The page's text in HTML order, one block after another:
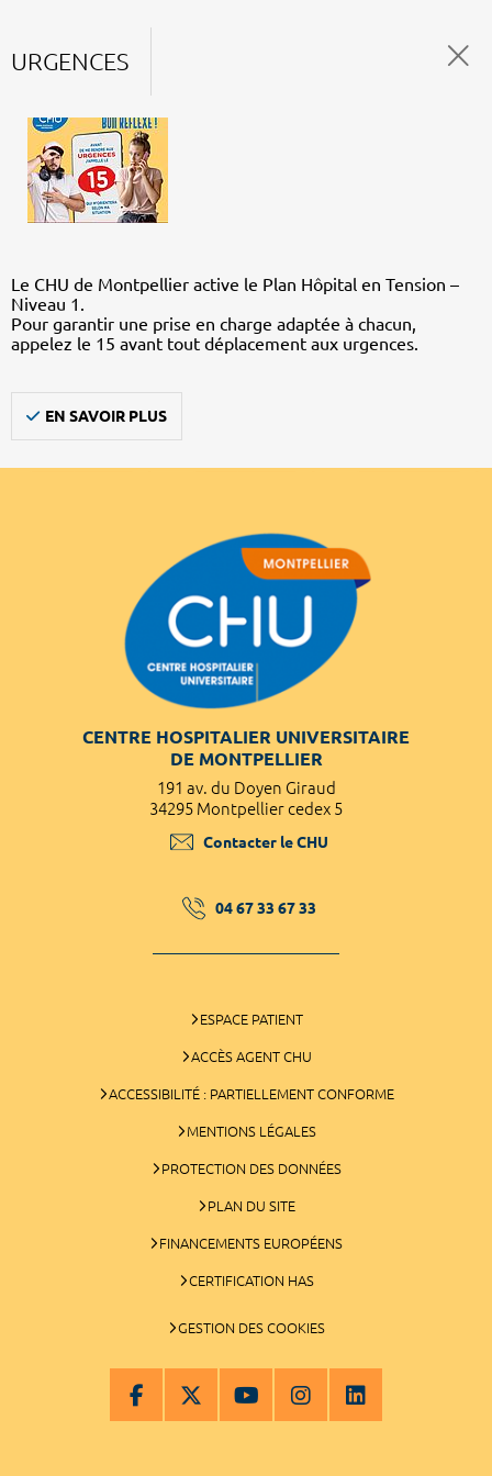
URGENCES
Le CHU de Montpellier active le Plan Hôpital en Tension –
Niveau 1.
Pour garantir une prise en charge adaptée à chacun,
appelez le 15 avant tout déplacement aux urgences.
EN SAVOIR PLUS
CENTRE HOSPITALIER UNIVERSITAIRE
DE MONTPELLIER
191 av. du Doyen Giraud
34295 Montpellier cedex 5
Contacter le CHU
04 67 33 67 33
ESPACE PATIENT
ACCÈS AGENT CHU
ACCESSIBILITÉ : PARTIELLEMENT CONFORME
MENTIONS LÉGALES
PROTECTION DES DONNÉES
PLAN DU SITE
FINANCEMENTS EUROPÉENS
CERTIFICATION HAS
GESTION DES COOKIES